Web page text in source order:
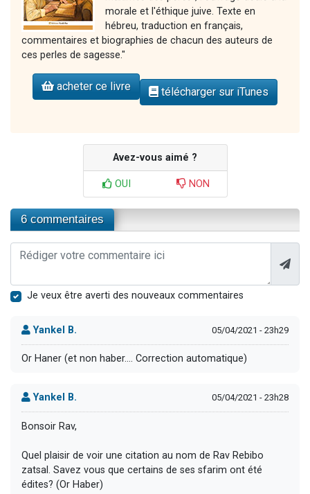
morale et l'éthique juive. Texte en
hébreu, traduction en français,
commentaires et biographies de chacun des auteurs de
ces perles de sagesse."
acheter ce livre télécharger sur iTunes
Avez-vous aimé ?
OUI NON
6 commentaires
Je veux être averti des nouveaux commentaires
Yankel B. 05/04/2021 - 23h29
Or Haner (et non haber.... Correction automatique)
Yankel B. 05/04/2021 - 23h28
Bonsoir Rav,
Quel plaisir de voir une citation au nom de Rav Rebibo
zatsal. Savez vous que certains de ses sfarim ont été
édites? (Or Haber)